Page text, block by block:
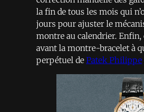
la fin de tous les mois qui
jours pour ajuster le
montre au calendrier. Enfin,
avant la montre-bracelet à
perpétuel de Patek Philippe